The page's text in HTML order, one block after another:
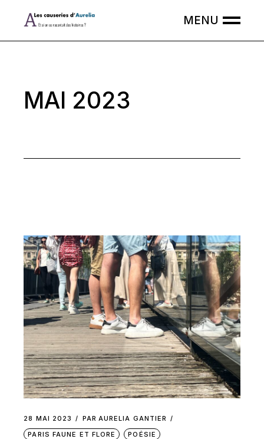
MAI 2023
28 MAI 2023 PAR AURELIA GANTIER
PARIS FAUNE ET FLORE
POÉSIE